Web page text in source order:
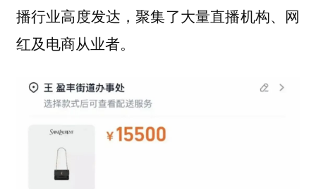
播行业高度发达，聚集了大量直播机构、网
红及电商从业者。